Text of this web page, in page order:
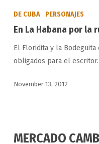
por
la
ruta
Hemingway
DE CUBA PERSONAJES
En La Habana por la
El Floridita y la
obligados para el
November 13, 2012
MERCADO